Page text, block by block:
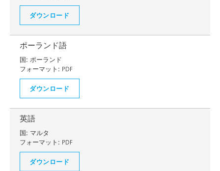
ダウンロード
ポーランド語
国: ポーランド
フォーマット: PDF
ダウンロード
英語
国: マルタ
フォーマット: PDF
ダウンロード